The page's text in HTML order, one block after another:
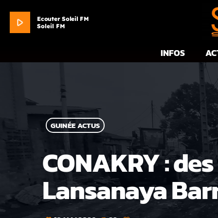
play_arrow
Ecouter Soleil FM
Soleil FM
INFOS
GUINÉE ACTUS
CONAKRY :
Lansanaya